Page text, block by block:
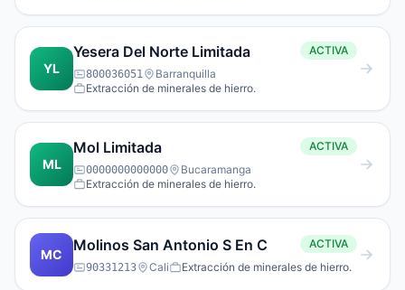
YL
Yesera Del Norte Limitada ACTIVA
800036051
Barranquilla
Extracción de minerales de hierro.
ML
Mol Limitada ACTIVA
0000000000000
Bucaramanga
Extracción de minerales de hierro.
MC
Molinos San Antonio S En C ACTIVA
90331213 Cali Extracción de minerales de hierro.